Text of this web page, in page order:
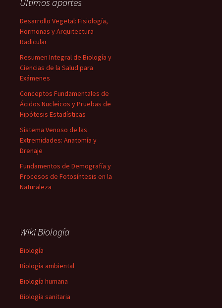
Desarrollo Vegetal: Fisiología,
Hormonas y Arquitectura
Radicular
Resumen Integral de Biología y
Ciencias de la Salud para
Exámenes
Conceptos Fundamentales de
Ácidos Nucleicos y Pruebas de
Hipótesis Estadísticas
Sistema Venoso de las
Extremidades: Anatomía y
Drenaje
Fundamentos de Demografía y
Procesos de Fotosíntesis en la
Naturaleza
Wiki Biología
Biología
Biología ambiental
Biología humana
Biología sanitaria